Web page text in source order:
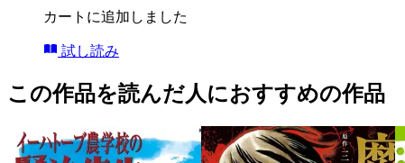
カートに追加しました
試し読み
この作品を読んだ人におすすめの作品